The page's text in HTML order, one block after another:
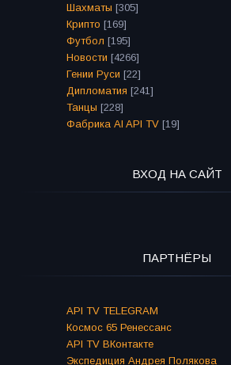
Шахматы [305]
Крипто [169]
Футбол [195]
Новости [4266]
Гении Руси [22]
Дипломатия [241]
Танцы [228]
Фабрика AI API TV [19]
ВХОД НА САЙТ
ПАРТНЁРЫ
API TV TELEGRAM
Космос 65 Ренессанс
API TV ВКонтакте
Экспедиция Андрея Полякова